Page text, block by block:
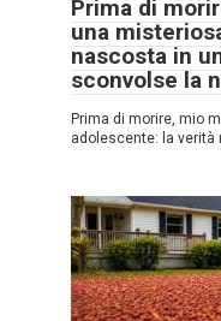
Prima di
una
nascosta in
sconvolse la
Prima di morire, mio
adolescente: la verità